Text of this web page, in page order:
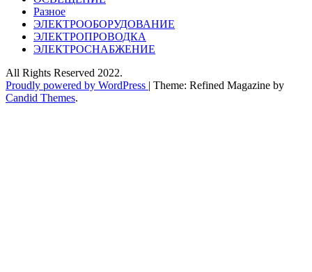
Разное
ЭЛЕКТРООБОРУДОВАНИЕ
ЭЛЕКТРОПРОВОДКА
ЭЛЕКТРОСНАБЖЕНИЕ
All Rights Reserved 2022.
Proudly powered by WordPress | Theme: Refined Magazine by
Candid Themes.